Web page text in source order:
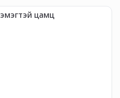
Уламжлалт эмжээртэй эмэгтэй цамц